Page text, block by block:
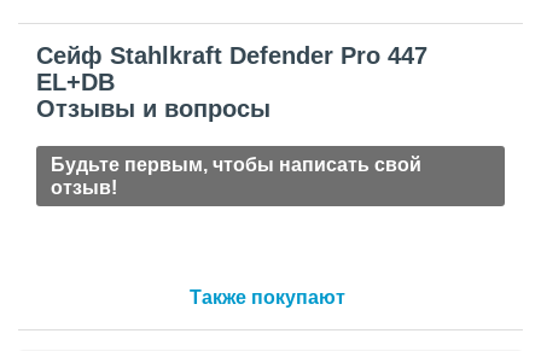
Сейф Stahlkraft Defender Pro 447
EL+DB
Отзывы и вопросы
Будьте первым, чтобы написать свой
отзыв!
Также покупают